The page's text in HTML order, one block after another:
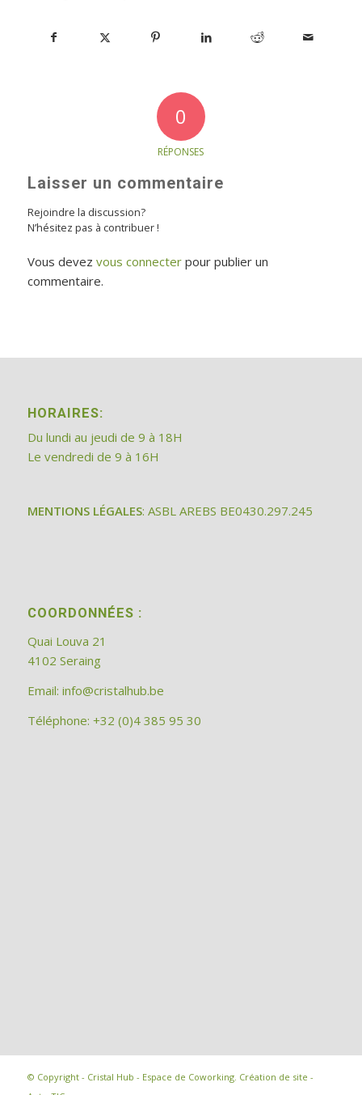
0
RÉPONSES
Laisser un commentaire
Rejoindre la discussion?
N’hésitez pas à contribuer !
Vous devez vous connecterpour publier un
commentaire.
HORAIRES:
Du lundi au jeudi de 9 à 18H
Le vendredi de 9 à 16H
MENTIONS LÉGALES: ASBL AREBS BE0430.297.245
COORDONNÉES :
Quai Louva 21
4102 Seraing
Email: info@cristalhub.be
Téléphone: +32 (0)4 385 95 30
© Copyright - Cristal Hub - Espace de Coworking. Création de site -